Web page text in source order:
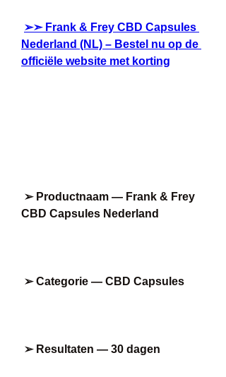
➢➣ Frank & Frey CBD Capsules
Nederland (NL) – Bestel nu op de
officiële website met korting
➢ Productnaam — Frank & Frey
CBD Capsules Nederland
➢ Categorie — CBD Capsules
➢ Resultaten — 30 dagen